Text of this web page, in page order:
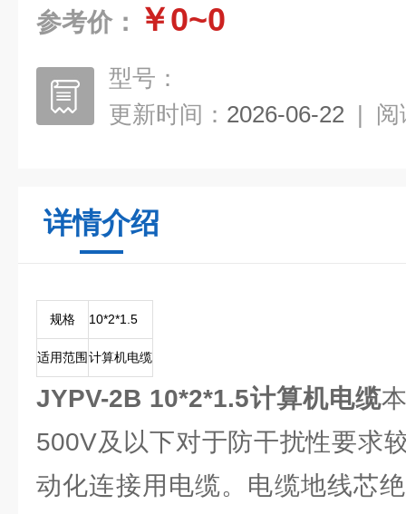
参考价： ￥0~0
型号：
更新时间： 2026-06-22 | 阅
详情介绍
规格 10*2*1.5
适用范围计算机电缆
JYPV-2B 10*2*1.5计算机电缆
500V及以下对于防干扰性要求
动化连接用电缆。电缆地线芯